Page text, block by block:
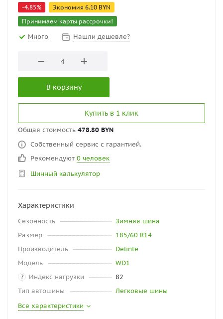
-4.85% Экономия 6.10 BYN
Принимаем карты рассрочки!
Много Нашли дешевле?
В корзину
Купить в 1 клик
Общая стоимость 478.80 BYN
Собственный сервис с гарантией.
Рекомендуют 0 человек
Шинный калькулятор
Характеристики
Сезонность
Зимняя шина
Размер
185/60 R14
Производитель
Delinte
Модель
WD1
? Индекс нагрузки
82
Тип автошины
Легковые шины
Все характеристики